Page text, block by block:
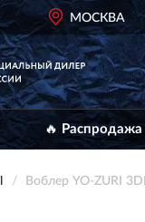
МОСКВА
🔥 Распродажа
Воблер YO-ZURI